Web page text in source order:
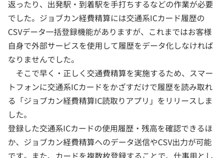
返ったり、出発駅・到着駅を手打ちするなどの作業が必要
でした。ジョブカン経費精算には交通系ICカード履歴の
CSVデータ一括登録機能がありますが、これまではお客様
自身で外部サービスを使用して履歴をデータ化しなければ
なりませんでした。
そこで早く・正しく交通費精算を実施するため、スマー
トフォンに交通系ICカードをかざすだけで履歴を読み取れ
る「ジョブカン経費精算IC読取りアプリ」をリリースしま
した。
登録した交通系ICカードの使用履歴・残高を確認できるほ
か、ジョブカン経費精算へのデータ送信やCSV出力が可能
です。また、カードを複数枚登録することで、仕事用とし